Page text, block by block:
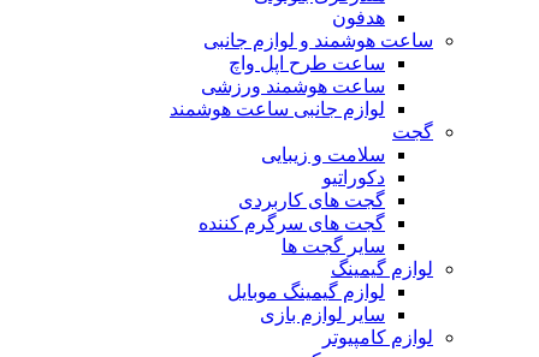
هدفون
ساعت هوشمند و لوازم جانبی
ساعت طرح اپل واچ
ساعت هوشمند ورزشی
لوازم جانبی ساعت هوشمند
گجت
سلامت و زیبایی
دکوراتیو
گجت های کاربردی
گجت های سرگرم کننده
سایر گجت ها
لوازم گیمینگ
لوازم گیمینگ موبایل
سایر لوازم بازی
لوازم کامپیوتر